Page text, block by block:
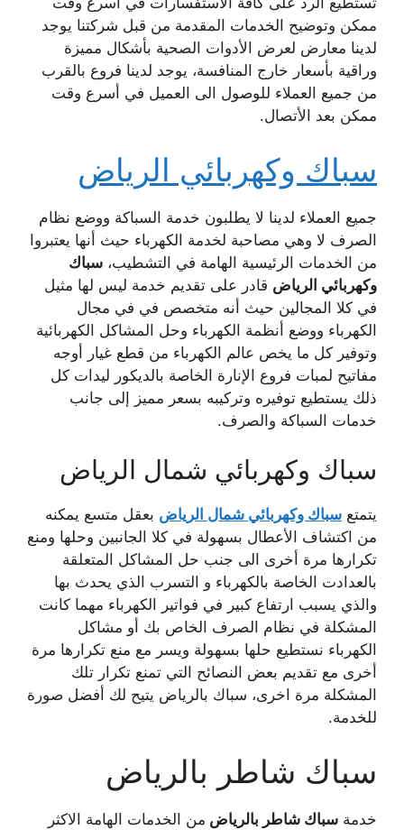
ممكن وتوضيح الخدمات المقدمة من قبل شركتنا يوجد
لدينا معارض لعرض الأدوات الصحية بأشكال مميزة
وراقية بأسعار خارج المنافسة، يوجد لدينا فروع بالقرب
من جميع العملاء للوصول الى العميل في أسرع وقت
ممكن بعد الأتصال.
سباك وكهربائي الرياض
جميع العملاء لدينا لا يطلبون خدمة السباكة ووضع نظام
الصرف لا وهي مصاحبة لخدمة الكهرباء حيث أنها يعتبروا
من الخدمات الرئيسية الهامة في التشطيب، سباك
وكهربائي الرياض قادر على تقديم خدمة ليس لها مثيل
في كلا المجالين حيث أنه متخصص في في مجال
الكهرباء ووضع أنظمة الكهرباء وحل المشاكل الكهربائية
وتوفير كل ما يخص عالم الكهرباء من قطع غيار أوجه
مفاتيح لمبات فروع الإنارة الخاصة بالديكور ليدات كل
ذلك يستطيع توفيره وتركيبه بسعر مميز إلى جانب
خدمات السباكة والصرف.
سباك وكهربائي شمال الرياض
يتمتع سباك وكهربائي شمال الرياض بعقل متسع يمكنه
من اكتشاف الأعطال بسهولة في كلا الجانبين وحلها ومنع
تكرارها مرة أخرى الى جنب حل المشاكل المتعلقة
بالعدادت الخاصة بالكهرباء و التسرب الذي يحدث بها
والذي يسبب ارتفاع كبير في فواتير الكهرباء مهما كانت
المشكلة في نظام الصرف الخاص بك أو مشاكل
الكهرباء نستطيع حلها بسهولة ويسر مع منع تكرارها مرة
أخرى مع تقديم بعض النصائح التي تمنع تكرار تلك
المشكلة مرة اخرى، سباك بالرياض يتيح لك أفضل صورة
للخدمة.
سباك شاطر بالرياض
خدمة سباك شاطر بالرياض من الخدمات الهامة الاكثر